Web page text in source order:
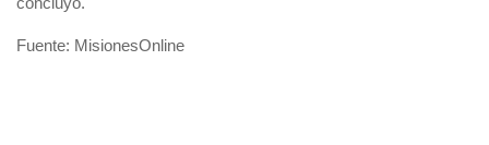
Fuente: MisionesOnline